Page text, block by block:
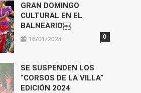
GRAN DOMINGO
CULTURAL EN EL
BALNEARIO￼
16/01/2024 0
SE SUSPENDEN LOS
“CORSOS DE LA VILLA”
EDICIÓN 2024